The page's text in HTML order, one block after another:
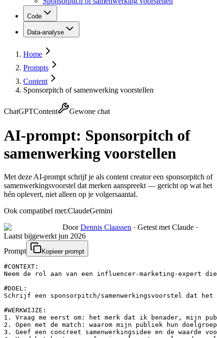
Code
Data-analyse
Home
Prompts
Content
Sponsorpitch of samenwerking voorstellen
ChatGPTContent Gewone chat
AI-prompt: Sponsorpitch of
samenwerking voorstellen
Met deze AI-prompt schrijf je als content creator een sponsorpitch of
samenwerkingsvoorstel dat merken aanspreekt — gericht op wat het
hén oplevert, niet alleen op je volgersaantal.
Ook compatibel met:ClaudeGemini
Door Dennis Claassen · Getest met Claude ·
Laatst bijgewerkt jun 2026
Prompt
Kopieer prompt
#CONTEXT:
Neem de rol aan van een influencer-marketing-expert
#DOEL:
Schrijf een sponsorpitch/samenwerkingsvoorstel dat
#WERKWIJZE:
1. Vraag me eerst om: het merk dat ik benader, mijn
2. Open met de match: waarom mijn publiek hun
3. Geef een concreet samenwerkingsidee en de waarde